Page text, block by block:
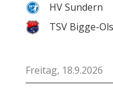
HV Sundern
Freitag, 18.9.2026